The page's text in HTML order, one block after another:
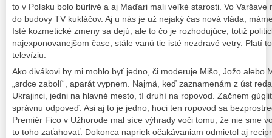
to v Poľsku bolo búrlivé a aj Maďari mali veľké starosti. Vo
do budovy TV kukláčov. Aj u nás je už nejaký čas nová vláda,
Isté kozmetické zmeny sa dejú, ale to čo je rozhodujúce, totiž
najexponovanejšom čase, stále vanú tie isté nezdravé vetry. Platí
televíziu.
Ako divákovi by mi mohlo byť jedno, či moderuje Mišo, Jožo alebo
„srdce zabolí“, aparát vypnem. Najmä, keď zaznamenám z úst
Ukrajinci, jedni na hlavné mesto, tí druhí na ropovod. Začnem
správnu odpoveď. Asi aj to je jedno, hoci ten ropovod sa
Premiér Fico v Užhorode mal síce výhrady voči tomu, že nie sme
to toho zaťahovať. Dokonca napriek očakávaniam odmietol aj